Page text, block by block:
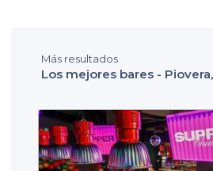
Más resultados
Los mejores bares -